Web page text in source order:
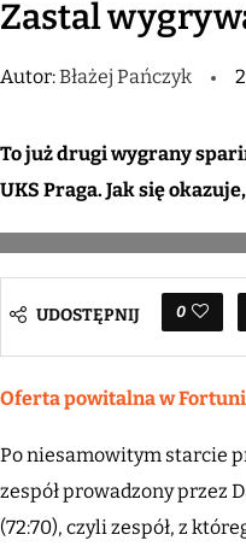
Zastal
Autor:Błażej Pańczyk
To już drugi wygrany
UKS Praga. Jak się
UDOSTĘPNIJ 0
Oferta powitalna w
Po niesamowitym starcie
zespół prowadzony przez
(72:70), czyli zespół, z